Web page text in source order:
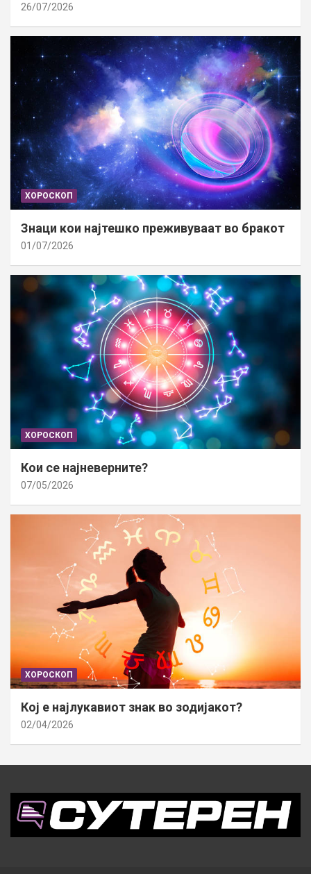
26/07/2026
ХОРОСКОП
Знаци кои најтешко преживуваат во бракот
01/07/2026
ХОРОСКОП
Кои се најневерните?
07/05/2026
ХОРОСКОП
Кој е најлукавиот знак во зодијакот?
02/04/2026